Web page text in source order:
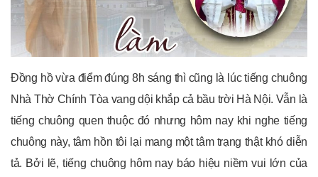
Đồng hồ vừa điểm đúng 8h sáng thì cũng là lúc tiếng chuông
Nhà Thờ Chính Tòa vang dội khắp cả bầu trời Hà Nội. Vẫn là
tiếng chuông quen thuộc đó nhưng hôm nay khi nghe tiếng
chuông này, tâm hồn tôi lại mang một tâm trạng thật khó diễn
tả. Bởi lẽ, tiếng chuông hôm nay báo hiệu niềm vui lớn của